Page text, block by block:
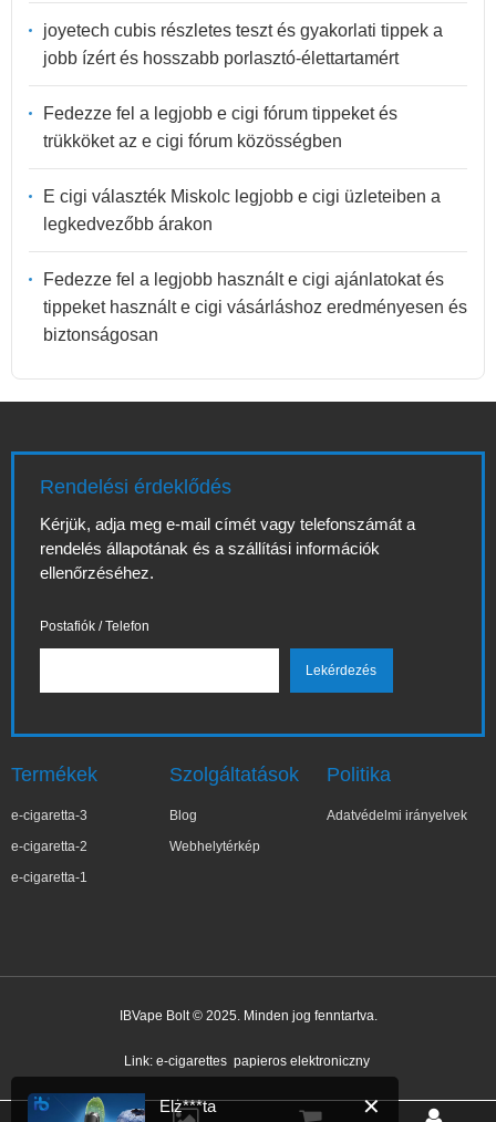
joyetech cubis részletes teszt és gyakorlati tippek a
jobb ízért és hosszabb porlasztó-élettartamért
Fedezze fel a legjobb e cigi fórum tippeket és
trükköket az e cigi fórum közösségben
E cigi választék Miskolc legjobb e cigi üzleteiben a
legkedvezőbb árakon
Fedezze fel a legjobb használt e cigi ajánlatokat és
tippeket használt e cigi vásárláshoz eredményesen és
biztonságosan
Rendelési érdeklődés
Kérjük, adja meg e-mail címét vagy telefonszámát a
rendelés állapotának és a szállítási információk
ellenőrzéséhez.
Postafiók / Telefon
Termékek
e-cigaretta-3
e-cigaretta-2
e-cigaretta-1
Szolgáltatások
Blog
Webhelytérkép
Politika
Adatvédelmi irányelvek
IBVape Bolt © 2025. Minden jog fenntartva.
Link: e-cigarettes papieros elektroniczny
✕
Elż***ta